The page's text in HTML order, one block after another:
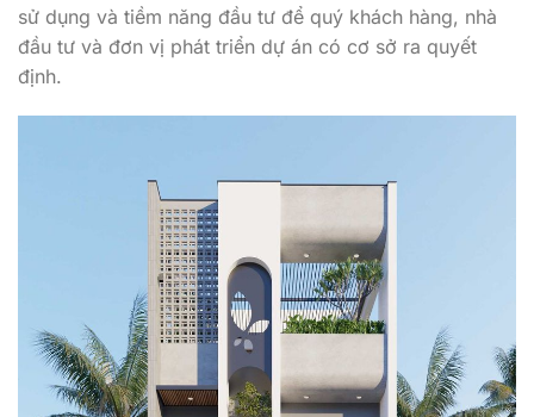
sử dụng và tiềm năng đầu tư để quý khách hàng, nhà
đầu tư và đơn vị phát triển dự án có cơ sở ra quyết
định.